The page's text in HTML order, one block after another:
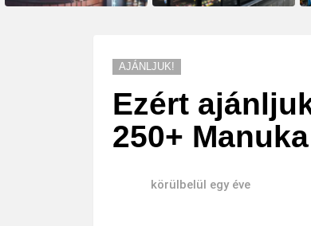
AJÁNLJUK!
Ezért
250+
körülbelül egy éve